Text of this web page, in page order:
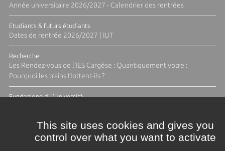
Année universitaire 2026/2027 - Calendrier des rentrées
Etudiants & futurs étudiants
Dates de rentrée 2026/2027 | IUT
Recherche
Les Rendez-vous de l'IES Cargèse : Quantiquement votre :
Pourquoi les trains flottent-ils ?
Fundazione di l'Università
This site uses cookies and gives you
control over what you want to activate